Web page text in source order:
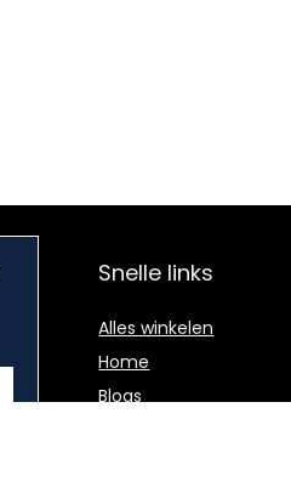
Snelle links
Alles winkelen
Home
Blogs